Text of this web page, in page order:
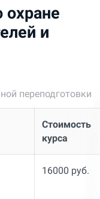
охране
и
переподготовки
Стоимость
курса
16000 руб.